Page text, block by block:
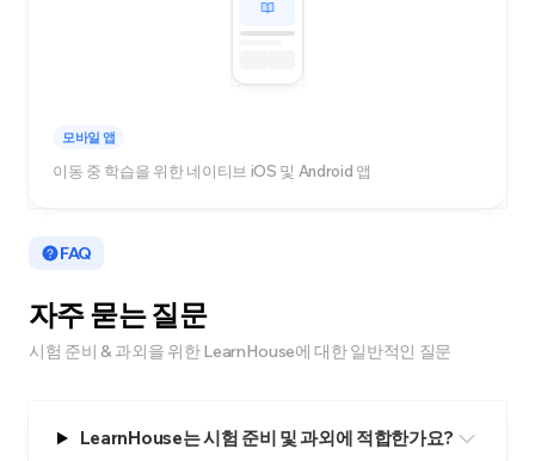
모바일 앱
이동 중 학습을 위한 네이티브 iOS 및 Android 앱
FAQ
자주 묻는 질문
시험 준비 & 과외을 위한 LearnHouse에 대한 일반적인 질문
LearnHouse는 시험 준비 및 과외에 적합한가요?